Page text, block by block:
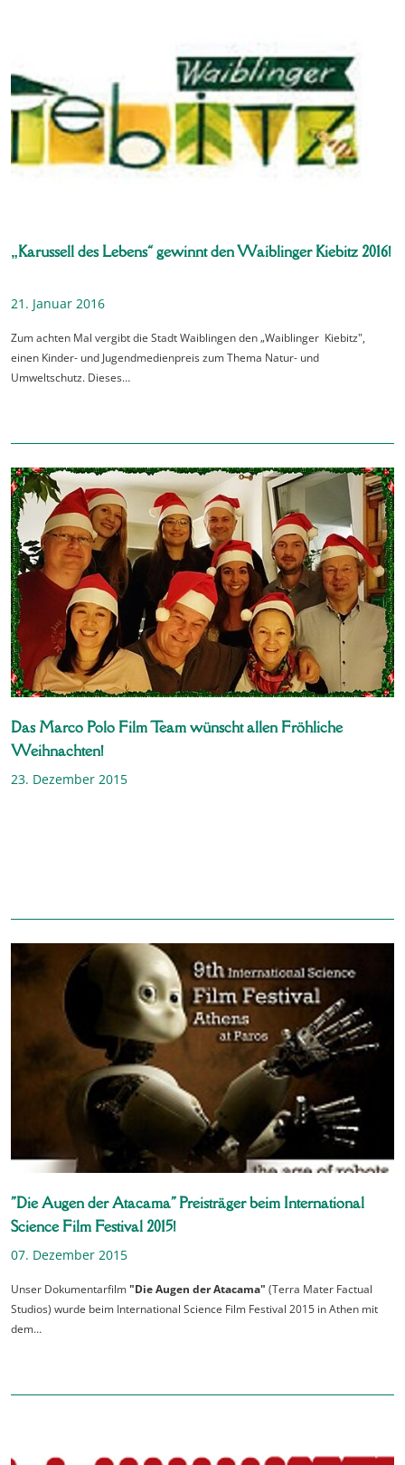
„Karussell des Lebens“ gewinnt den Waiblinger Kiebitz 2016!
21. Januar 2016
Zum achten Mal vergibt die Stadt Waiblingen den „Waiblinger Kiebitz",
einen Kinder- und Jugendmedienpreis zum Thema Natur- und
Umweltschutz. Dieses…
Das Marco Polo Film Team wünscht allen Fröhliche
Weihnachten!
23. Dezember 2015
"Die Augen der Atacama" Preisträger beim International
Science Film Festival 2015!
07. Dezember 2015
Unser Dokumentarfilm"Die Augen der Atacama" (Terra Mater Factual
Studios) wurde beim International Science Film Festival 2015 in Athen mit
dem…